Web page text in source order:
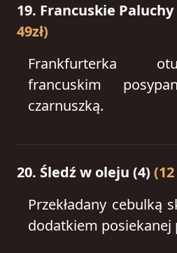
19. Francuskie Paluchy
49zł)
Frankfurterka
francuskim
czarnuszką.
20. Śledź w oleju (4)
Przekładany cebulką
dodatkiem posiekanej